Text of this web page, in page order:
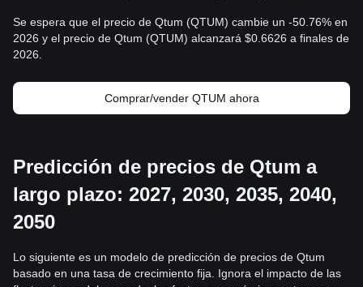
Se espera que el precio de Qtum (QTUM) cambie un -50.76% en
2026 y el precio de Qtum (QTUM) alcanzará $0.6626 a finales de
2026.
Comprar/vender QTUM ahora
Predicción de precios de Qtum a
largo plazo: 2027, 2030, 2035, 2040,
2050
Lo siguiente es un modelo de predicción de precios de Qtum
basado en una tasa de crecimiento fija. Ignora el impacto de las